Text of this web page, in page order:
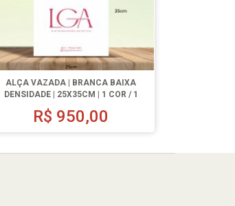
ALÇA VAZADA | BRANCA BAIXA
DENSIDADE | 25X35CM | 1 COR / 1
LADO | 1000 UN.
R$ 950,00